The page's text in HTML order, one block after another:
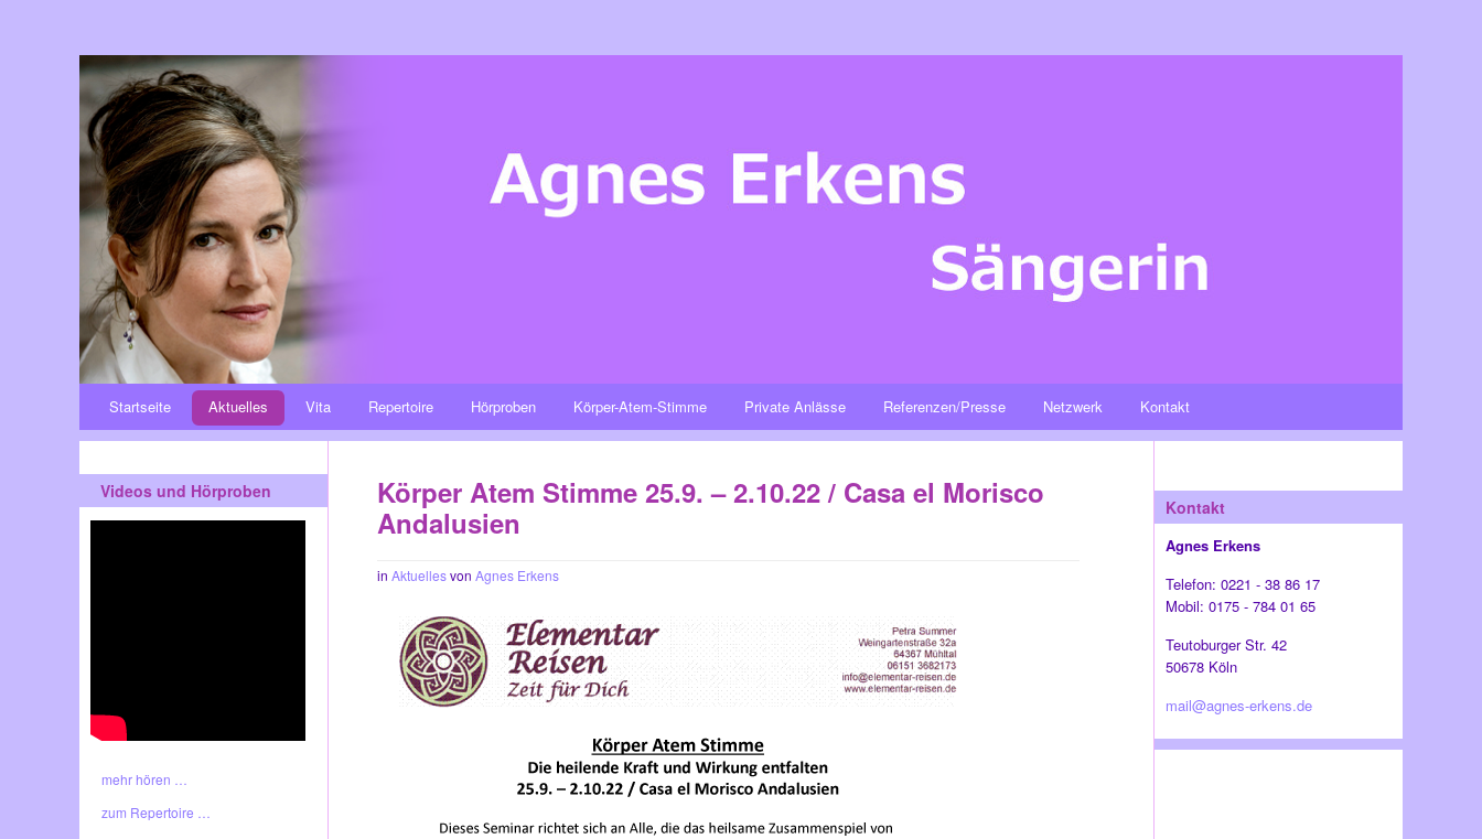
Startseite Aktuelles Vita Repertoire Hörproben Körper-Atem-Stimme Private Anlässe Referenzen/Presse Netzwerk Kontakt
Videos und Hörproben
mehr hören …
zum Repertoire …
Körper Atem Stimme 25.9. – 2.10.22 / Casa el Morisco
Andalusien
in Aktuellesvon Agnes Erkens
Kontakt
Agnes Erkens
Telefon: 0221 - 38 86 17
Mobil: 0175 - 784 01 65
Teutoburger Str. 42
50678 Köln
mail@agnes-erkens.de